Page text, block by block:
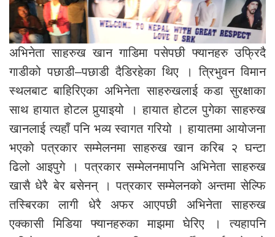
अभिनेता साहरुख खान गाडिमा पसेपछी फ्यानहरु उफ्रिदै
गाडीको पछाडी–पछाडी दैडिरहेका थिए । त्रिभुवन विमान
स्थलबाट बाहिरिएका अभिनेता साहरुखलाई कडा सुरक्षाका
साथ हायात होटल पुर्‍याइयो । हायात होटल पुगेका साहरुख
खानलाई त्यहाँ पनि भव्य स्वागत गरियो । हायातमा आयोजना
भएको पत्रकार सम्मेलनमा साहरुख खान करिब २ घन्टा
ढिलो आइपुगे । पत्रकार सम्मेलनमापनि अभिनेता साहरुख
खासै धेरै बेर बसेनन् । पत्रकार सम्मेलनको अन्तमा सेल्फि
तस्बिरका लागी धेरै अफर आएपछी अभिनेता साहरुख
एक्कासी मिडिया फ्यानहरुका माझमा घेरिए । त्यहापनि